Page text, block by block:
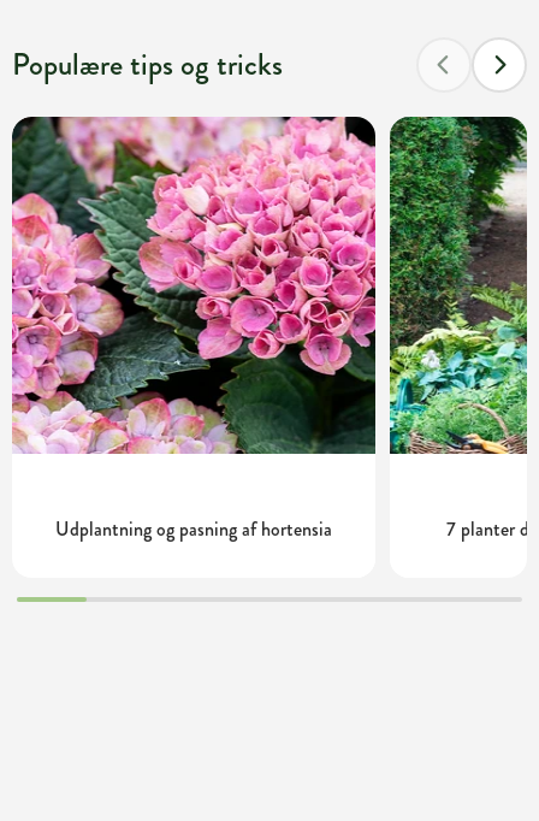
Populære tips og tricks
Udplantning og pasning af hortensia 7 planter